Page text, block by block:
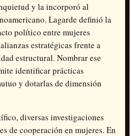
y la incorporó al
Lagarde definió la
político entre mujeres
estratégicas frente a
estructural. Nombrar ese
identificar prácticas
y dotarlas de dimensión
diversas investigaciones
de cooperación en mujeres. En